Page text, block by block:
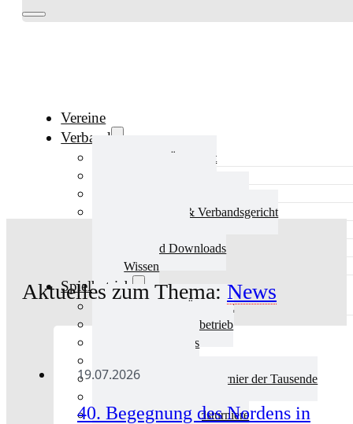
Vereine
Verband
Verband Übersicht
Ausschüsse & Verbandsgericht
Verband Downloads
Wissen
Spielbetrieb
Spielbetrieb Übersicht
Aktuelles Spielbetrieb
BEM & Qualis
TTT – Tischtennisturnier der Tausende
Weitere Verbandsturniere
Aktuelles zum Thema: News
19.07.2026
40. Begegnung des Nordens in